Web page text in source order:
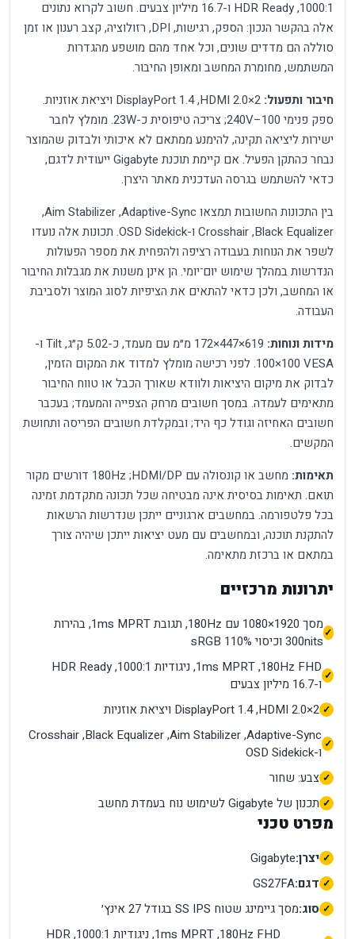
1000:1, ‏HDR Ready ו-16.7 מיליון צבעים. חשוב לקרוא נתונים
אלה בהקשר הנכון: הספק, רגישות, DPI, רזולוציה, קצב רענון או זמן
סוללה הם מדדים שונים, וכל אחד מהם מושפע מהגדרות
המשתמש, מחומרת המחשב ומאופן החיבור.
חיבור ותפעול:
2×HDMI 2.0, ‏DisplayPort 1.4 ויציאת אוזניות.
ספק פנימי 100–240V; צריכה טיפוסית כ-23W. מומלץ לחבר
ישירות ליציאה תקינה, להימנע ממתאם לא איכותי ולבדוק שהמוצר
נבחר כהתקן הפעיל. אם קיימת תוכנת Gigabyte ייעודית לדגם,
כדאי להשתמש בגרסה העדכנית מאתר היצרן.
בין התכונות החשובות תמצאו Adaptive-Sync, ‏Aim Stabilizer,
‏Black Equalizer, ‏Crosshair ו-OSD Sidekick. תכונות אלה נועדו
לשפר את הנוחות בעבודה רציפה ולהפחית את מספר הפעולות
הנדרשות במהלך שימוש יום־יומי. הן אינן משנות את מגבלות החיבור
או המחשב, ולכן כדאי להתאים את הציפיות לסוג המוצר ולסביבת
העבודה.
מידות ונוחות:
619×447×172 מ״מ עם מעמד, כ-5.02 ק״ג, Tilt ו-
VESA ‏100×100. לפני רכישה מומלץ למדוד את המקום הזמין,
לבדוק את מיקום היציאות ולוודא שאורך הכבל או טווח החיבור
מתאימים לעמדה. במסך חשובים מרחק הצפייה והמעמד; בעכבר
חשובים האחיזה וגודל כף היד; ובמקלדת חשובים הפריסה ותחושת
המקשים.
תאימות:
מחשב או קונסולה עם HDMI/DP; ‏180Hz דורשים מקור
תואם. תאימות בסיסית אינה מבטיחה שכל תכונה מתקדמת זמינה
בכל פלטפורמה. במחשבים ארגוניים ייתכן שנדרשות הרשאות
להתקנת תוכנה, ובמחשבים עם מעט יציאות ייתכן שיהיה צורך
במתאם או ברכזת מתאימה.
יתרונות מרכזיים
מסך 1920×1080 עם 180Hz, תגובת 1ms MPRT, בהירות
300nits וכיסוי 110% sRGB
FHD ‏180Hz, ‏1ms MPRT, ניגודיות 1000:1, ‏HDR Ready
ו-16.7 מיליון צבעים
2×HDMI 2.0, ‏DisplayPort 1.4 ויציאת אוזניות
Adaptive-Sync, ‏Aim Stabilizer, ‏Black Equalizer, ‏Crosshair
ו-OSD Sidekick
צבע: שחור
תכנון של Gigabyte לשימוש נוח בעמדת מחשב
מפרט טכני
יצרן:Gigabyte
דגם:GS27FA
סוג:מסך גיימינג שטוח SS IPS בגודל 27 אינץ׳
FHD ‏180Hz, ‏1ms MPRT, ניגודיות 1000:1, ‏HDR